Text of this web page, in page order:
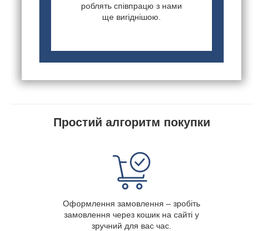
роблять співпрацю з нами
ще вигіднішою.
Простий алгоритм покупки
Оформлення замовлення – зробіть
замовлення через кошик на сайті у
зручний для вас час.